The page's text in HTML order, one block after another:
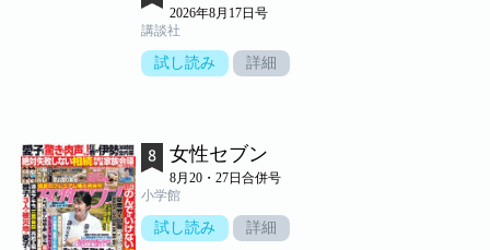
2026年8月17日号
講談社
試し読み 詳細
女性セブン
8月20・27日合併号
小学館
試し読み 詳細